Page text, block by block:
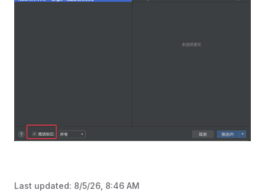
Last updated: 8/5/26, 8:46 AM